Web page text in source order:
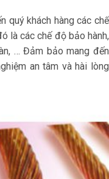
quý khách hàng các chế
là các chế độ bảo hành,
… Đảm bảo mang đến
an tâm và hài lòng